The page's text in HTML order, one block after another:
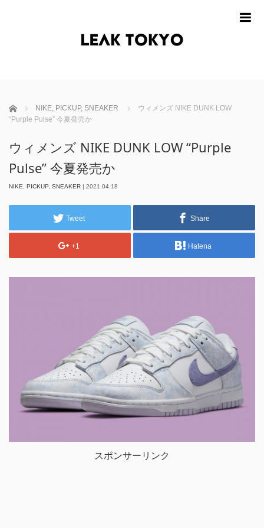
ホーム NIKE, PICKUP, SNEAKER
ウィメンズ NIKE DUNK LOW
“Purple Pulse” 今夏発売か
ウィメンズ NIKE DUNK LOW “Purple
Pulse” 今夏発売か
NIKE PICKUP SNEAKER | 2021.04.18
Tweet Share
+1 Hatena
スポンサーリンク